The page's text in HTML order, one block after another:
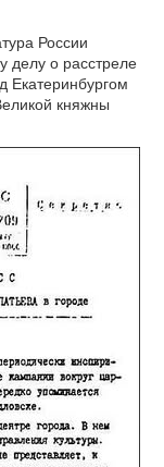
России
делу о расстреле
Екатеринбургом
княжны